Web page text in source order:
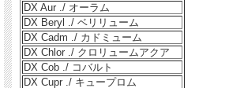
DX Aur ./ オーラム
DX Beryl ./ ベリリューム
DX Cadm ./ カドミューム
DX Chlor ./ クロリュームアクア
DX Cob ./ コバルト
DX Cupr ./ キュープロム